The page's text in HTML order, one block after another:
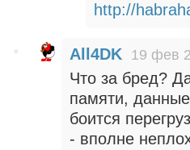
http://
All4DK 19 фев
Что за бред?
памяти,
боится
- вполне